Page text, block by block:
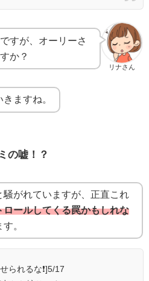
リナさん
すが、オーリーさ
か？
ますね。
の嘘！？
騒がれていますが、正直これ
ロールしてくる罠かもしれな
。
られるな❗️]5/17